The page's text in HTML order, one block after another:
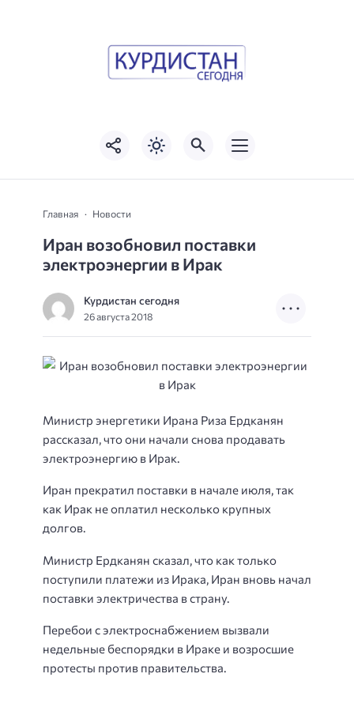
Главная Новости
Иран возобновил поставки
электроэнергии в Ирак
Курдистан сегодня
26 августа 2018
Министр энергетики Ирана Риза Ердканян
рассказал, что они начали снова продавать
электроэнергию в Ирак.
Иран прекратил поставки в начале июля, так
как Ирак не оплатил несколько крупных
долгов.
Министр Ердканян сказал, что как только
поступили платежи из Ирака, Иран вновь начал
поставки электричества в страну.
Перебои с электроснабжением вызвали
недельные беспорядки в Ираке и возросшие
протесты против правительства.